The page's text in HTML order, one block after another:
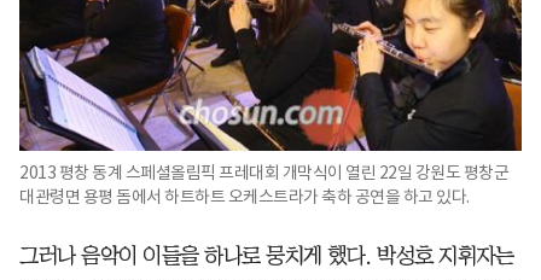
2013 평창 동계 스페셜올림픽 프레대회 개막식이 열린 22일 강원도 평창군
대관령면 용평 돔에서 하트하트 오케스트라가 축하 공연을 하고 있다.
그러나 음악이 이들을 하나로 뭉치게 했다. 박성호 지휘자는